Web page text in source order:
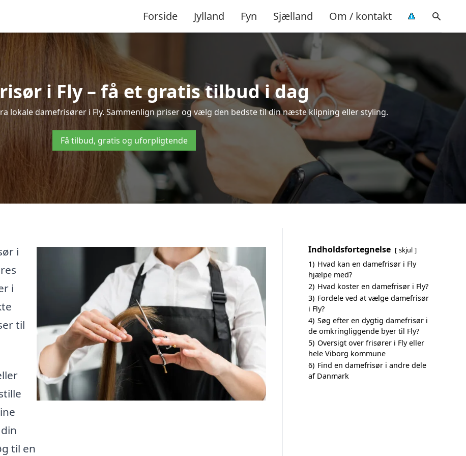
Forside Jylland Fyn Sjælland Om / kontakt
i Fly – få et gratis tilbud i dag
lokale damefrisører i Fly. Sammenlign priser og vælg den bedste til din næste klipning eller styling.
Få tilbud, gratis og uforpligtende
i
i
til
til en
Indholdsfortegnelse skjul
1) Hvad kan en damefrisør i Fly
hjælpe med?
2) Hvad koster en damefrisør i Fly?
3) Fordele ved at vælge damefrisør
i Fly?
4) Søg efter en dygtig damefrisør i
de omkringliggende byer til Fly?
5) Oversigt over frisører i Fly eller
hele Viborg kommune
6) Find en damefrisør i andre dele
af Danmark